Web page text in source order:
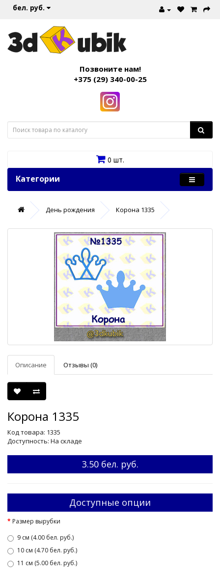
бел. руб.
Позвоните нам!
+375 (29) 340-00-25
0 шт.
Категории
День рождения Корона 1335
Описание Отзывы (0)
Корона 1335
Код товара: 1335
Доступность: На складе
3.50 бел. руб.
Доступные опции
Размер вырубки
9 см (4.00 бел. руб.)
10 см (4.70 бел. руб.)
11 см (5.00 бел. руб.)